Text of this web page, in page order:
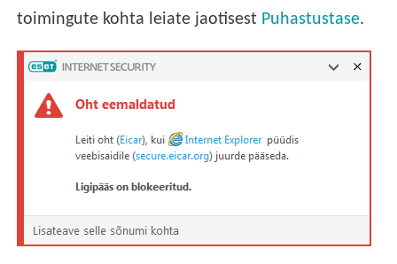
toimingute kohta leiate jaotisest Puhastustase.